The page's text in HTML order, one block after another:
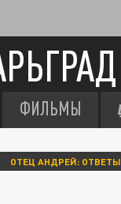
ФИЛЬМЫ
ОТЕЦ АНДРЕЙ: ОТВЕТЫ